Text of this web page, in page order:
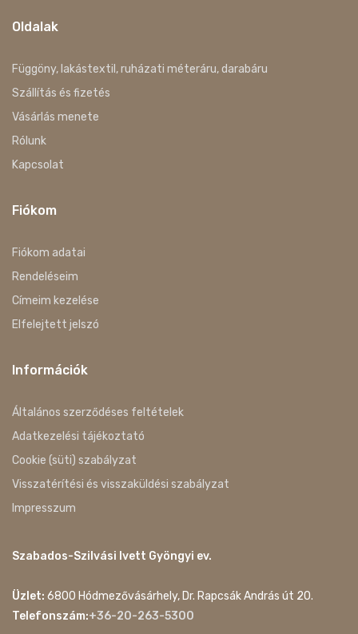
Oldalak
Függöny, lakástextil, ruházati méteráru, darabáru
Szállítás és fizetés
Vásárlás menete
Rólunk
Kapcsolat
Fiókom
Fiókom adatai
Rendeléseim
Címeim kezelése
Elfelejtett jelszó
Információk
Általános szerződéses feltételek
Adatkezelési tájékoztató
Cookie (süti) szabályzat
Visszatérítési és visszaküldési szabályzat
Impresszum
Szabados-Szilvási Ivett Gyöngyi ev.
Üzlet: 6800 Hódmezővásárhely, Dr. Rapcsák András út 20.
Telefonszám:+36-20-263-5300